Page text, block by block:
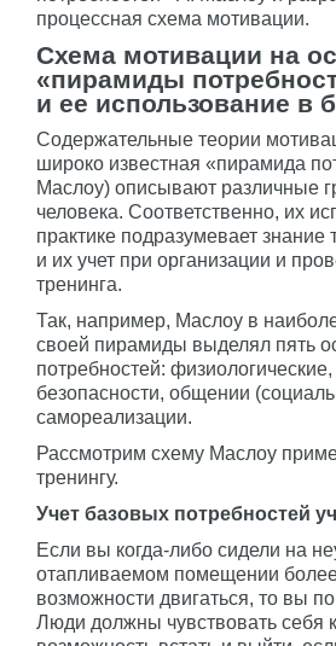
процессная схема мотивации.
Схема мотивации на
«пирамиды
и ее использование в
Содержательные теории
широко известная «пирамида
Маслоу) описывают различные
человека. Соответственно, их
практике подразумевает знание
и их учет при организации и
тренинга.
Так, например, Маслоу в
своей пирамиды выделял пять
потребностей:
безопасности, общении
самореализации.
Рассмотрим схему Маслоу
тренингу.
Учет базовых потребностей
Если вы когда-либо сидели на
отапливаемом помещении
возможности двигаться, то вы
Люди должны чувствовать себя